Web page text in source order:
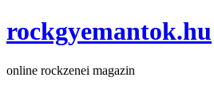
rockgyemantok.hu
online rockzenei magazin